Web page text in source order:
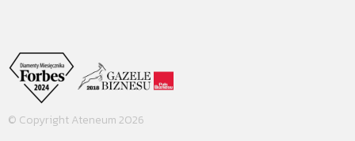
© Copyright Ateneum 2026